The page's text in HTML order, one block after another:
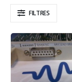
FILTRES